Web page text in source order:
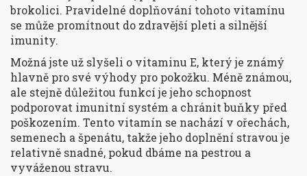
brokolici. Pravidelné doplňování tohoto vitamínu
se může promítnout do zdravější pleti a silnější
imunity.
Možná jste už slyšeli o vitaminu E, který je známý
hlavně pro své výhody pro pokožku. Méně známou,
ale stejně důležitou funkcí je jeho schopnost
podporovat imunitní systém a chránit buňky před
poškozením. Tento vitamín se nachází v ořechách,
semenech a špenátu, takže jeho doplnění stravou je
relativně snadné, pokud dbáme na pestrou a
vyváženou stravu.